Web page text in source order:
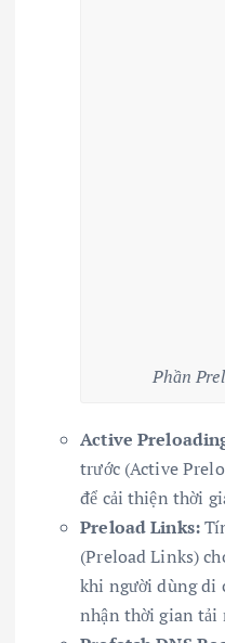
Phần
Active
trước (Active
để cải thiện thời
Preload Links:
(Preload Links)
khi người dùng di
nhận thời gian tải